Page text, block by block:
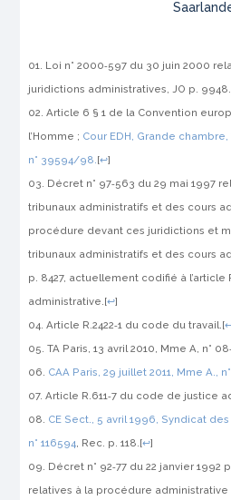
Loi n° 2000‑597 du 30 juin 2000
juridictions administratives,JO p. 9948.
Article 6 § 1 de la Convention
l’Homme ; Cour EDH, Grande chambre,
n° 39594/98.[↩]
Décret n° 97‑563 du 29 mai 1997
tribunaux administratifs et des cours
procédure devant ces juridictions et
tribunaux administratifs et des cours
p. 8427, actuellement codifié à l’article
administrative.[↩]
Article R.2422‑1 du code du travail.[
TA Paris, 13 avril 2010, Mme A, n°
CAA Paris, 29 juillet 2011, Mme A.,
Article R.611‑7 du code de justice
CE Sect., 5 avril 1996, Syndicat
n° 116594, Rec. p. 118.[↩]
Décret n° 92‑77 du 22 janvier
relatives à la procédure